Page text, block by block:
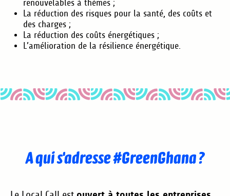
renouvelables à thèmes ;
La réduction des risques pour la santé, des coûts et
des charges ;
La réduction des coûts énergétiques ;
L’amélioration de la résilience énergétique.
A qui s'adresse #GreenGhana ?